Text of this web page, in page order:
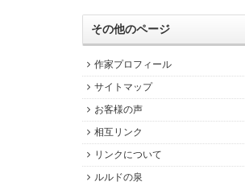
その他のページ
作家プロフィール
サイトマップ
お客様の声
相互リンク
リンクについて
ルルドの泉